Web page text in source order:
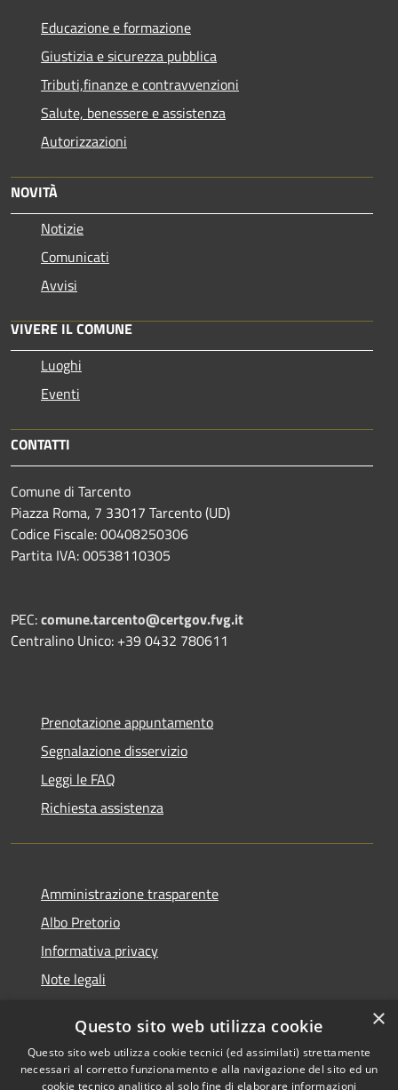
Educazione e formazione
Giustizia e sicurezza pubblica
Tributi,finanze e contravvenzioni
Salute, benessere e assistenza
Autorizzazioni
NOVITÀ
Notizie
Comunicati
Avvisi
VIVERE IL COMUNE
Luoghi
Eventi
CONTATTI
Comune di Tarcento
Piazza Roma, 7 33017 Tarcento (UD)
Codice Fiscale: 00408250306
Partita IVA: 00538110305
PEC:comune.tarcento@certgov.fvg.it
Centralino Unico: +39 0432 780611
Prenotazione appuntamento
Segnalazione disservizio
Leggi le FAQ
Richiesta assistenza
Amministrazione trasparente
Albo Pretorio
Informativa privacy
Note legali
Segnalazioni di inaccessibilità
×
Questo sito web utilizza cookie
Questo sito web utilizza cookie tecnici (ed assimilati) strettamente
necessari al corretto funzionamento e alla navigazione del sito ed un
cookie tecnico analitico al solo fine di elaborare informazioni